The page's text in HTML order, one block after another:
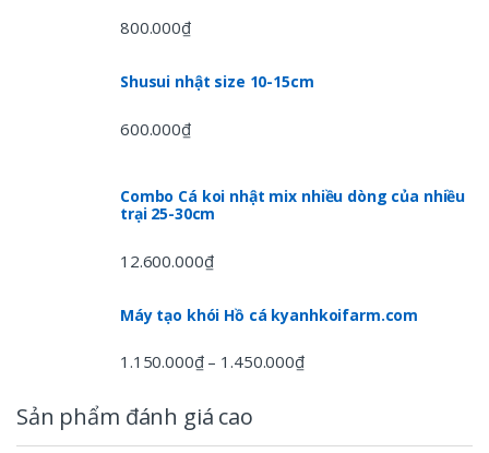
800.000₫
Shusui nhật size 10-15cm
600.000₫
Combo Cá koi nhật mix nhiều dòng của nhiều
trại 25-30cm
12.600.000₫
Máy tạo khói Hồ cá kyanhkoifarm.com
1.150.000₫– 1.450.000₫
Sản phẩm đánh giá cao